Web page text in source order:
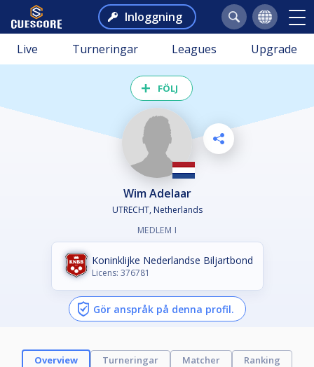
Inloggning
Live Turneringar Leagues Upgrade
FÖLJ
Wim Adelaar
UTRECHT, Netherlands
MEDLEM I
Koninklijke Nederlandse Biljartbond
Licens: 376781
Gör anspråk på denna profil.
Overview Turneringar Matcher
Ranking